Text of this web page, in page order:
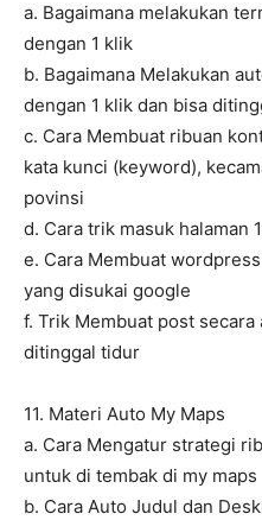
a. Bagaimana melakukan
dengan 1 klik
b. Bagaimana Melakukan
dengan 1 klik dan bisa
c. Cara Membuat ribuan
kata kunci (keyword),
povinsi
d. Cara trik masuk halaman
e. Cara Membuat
yang disukai google
f. Trik Membuat post
ditinggal tidur
11. Materi Auto My Maps
a. Cara Mengatur strategi
untuk di tembak di my maps
b. Cara Auto Judul dan